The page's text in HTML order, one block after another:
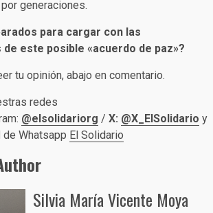
generaciones.
para cargar con las
este posible «acuerdo de paz»?
tu opinión, abajo en comentario.
redes
@elsolidariorg / X: @X_ElSolidario y
de Whatsapp El Solidario
Silvia María Vicente Moya